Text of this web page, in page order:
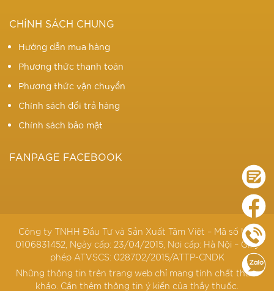
CHÍNH SÁCH CHUNG
Hướng dẫn mua hàng
Phương thức thanh toán
Phương thức vận chuyển
Chính sách đổi trả hàng
Chính sách bảo mật
FANPAGE FACEBOOK
Công ty TNHH Đầu Tư và Sản Xuất Tâm Việt – Mã số KD:
0106831452, Ngày cấp: 23/04/2015, Nơi cấp: Hà Nội – Giấy
phép ATVSCS: 028702/2015/ATTP-CNDK
Những thông tin trên trang web chỉ mang tính chất tham
khảo. Cần thêm thông tin ý kiến của thầy thuốc.